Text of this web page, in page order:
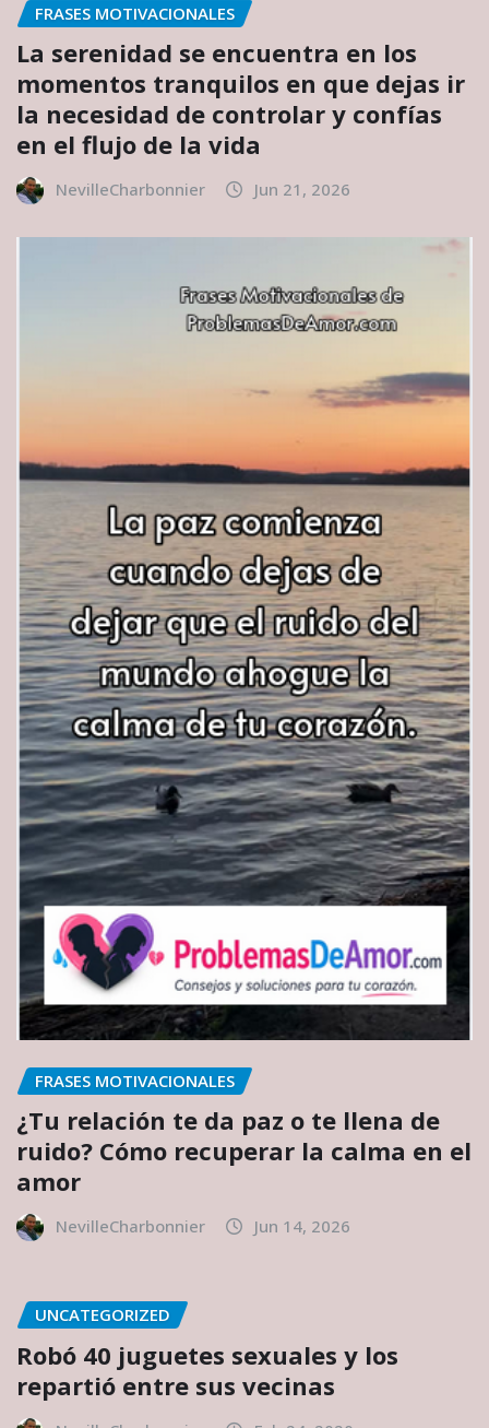
FRASES MOTIVACIONALES
La serenidad se encuentra en los
momentos tranquilos en que dejas ir
la necesidad de controlar y confías
en el flujo de la vida
NevilleCharbonnier Jun 21, 2026
FRASES MOTIVACIONALES
¿Tu relación te da paz o te llena de
ruido? Cómo recuperar la calma en el
amor
NevilleCharbonnier Jun 14, 2026
UNCATEGORIZED
Robó 40 juguetes sexuales y los
repartió entre sus vecinas